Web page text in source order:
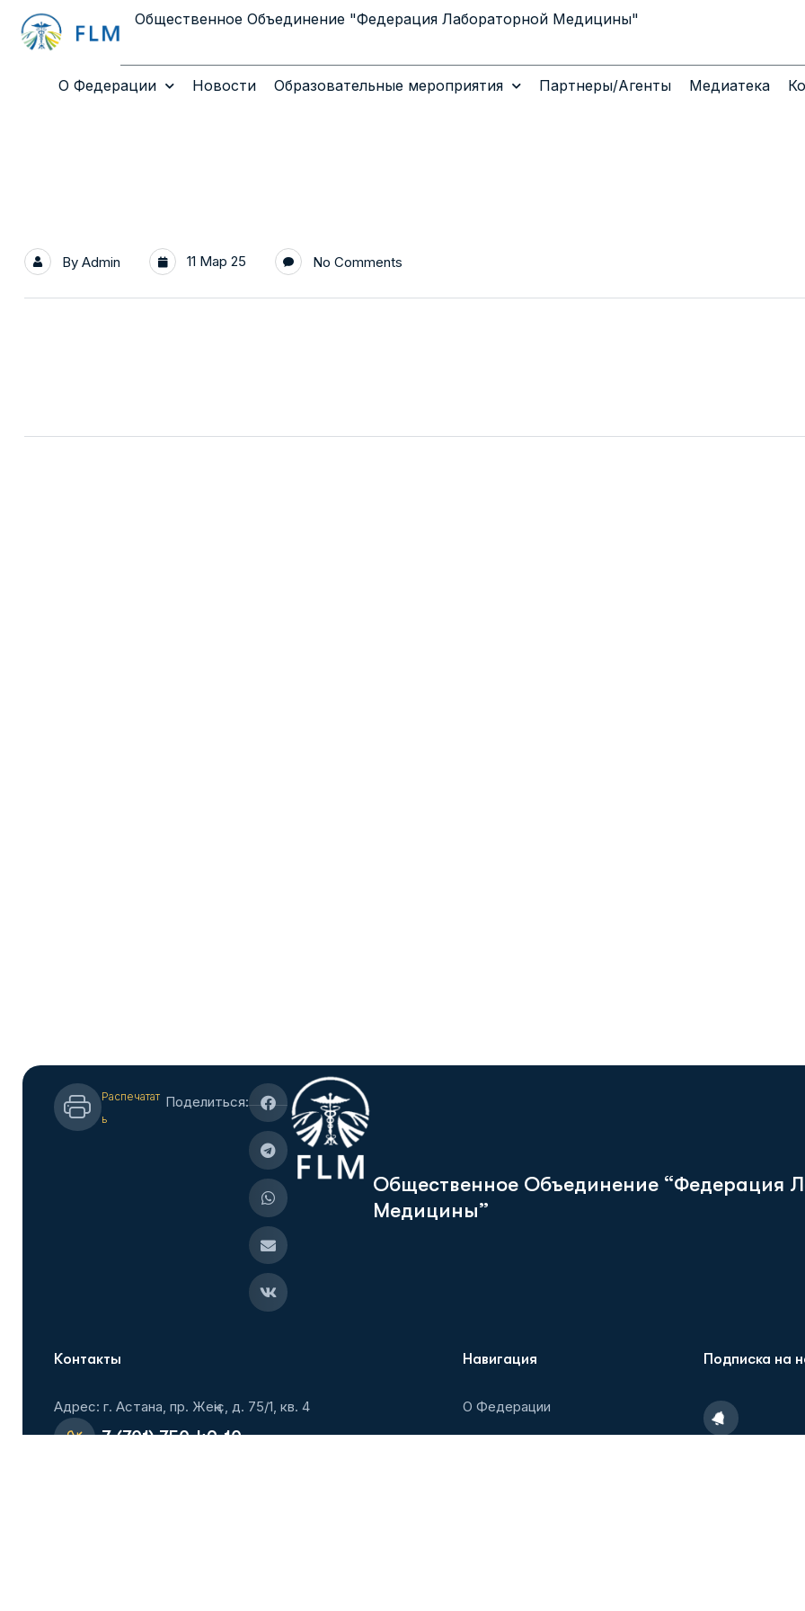
Общественное Объединение "Федерация Лабораторной Медицины"
О Федерации Новости Образовательные мероприятия Партнеры/Агенты Медиатека
By Admin 11 Мар 25 No Comments
Распечатат
ь
Поделиться:
Общественное Объединение “Федерация Л
Медицины”
Контакты
Адрес: г. Астана, пр. Жеңіс, д. 75/1, кв. 4
+7 (701) 750-49-10
Навигация
О Федерации
Подписка на